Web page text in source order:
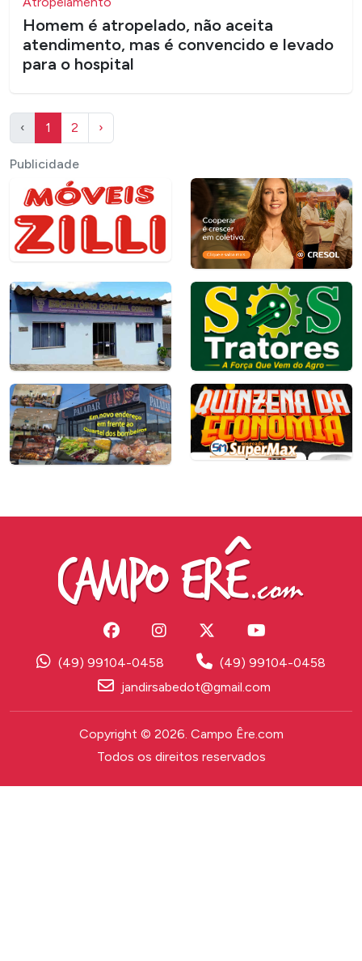
​Homem é atropelado, não aceita
atendimento, mas é convencido e levado
para o hospital
‹ 1 2 ›
Publicidade
(49) 99104-0458
(49) 99104-0458
jandirsabedot@gmail.com
Copyright © 2026. Campo Êre.com
Todos os direitos reservados